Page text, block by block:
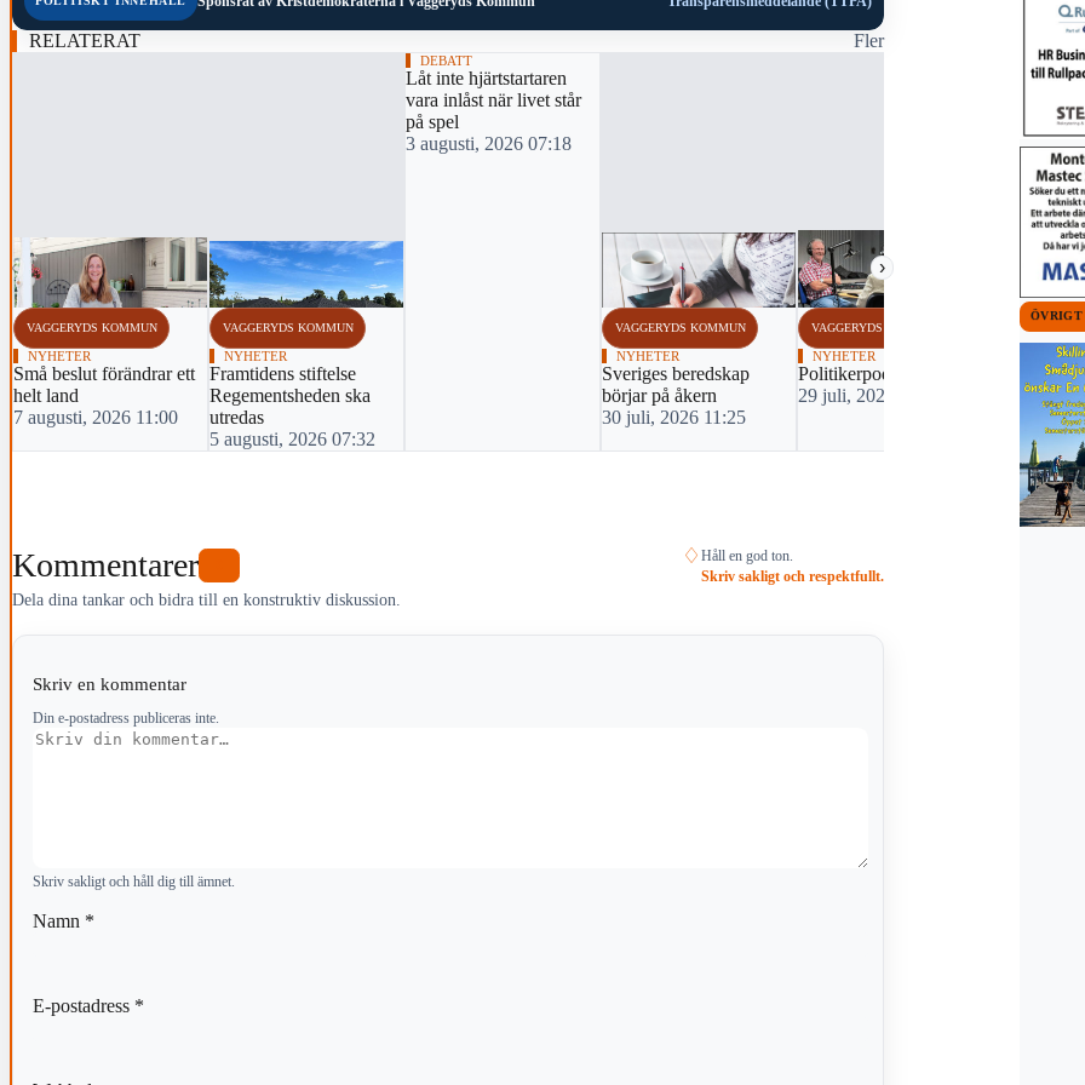
RELATERAT Fler
‹ ›
VAGGERYDS KOMMUN
NYHETER
Små beslut förändrar ett
helt land
7 augusti, 2026 11:00
VAGGERYDS KOMMUN
NYHETER
Framtidens stiftelse
Regementsheden ska
utredas
5 augusti, 2026 07:32
DEBATT
Låt inte hjärtstartaren
vara inlåst när livet står
på spel
3 augusti, 2026 07:18
VAGGERYDS KOMMUN
NYHETER
Sveriges beredskap
börjar på åkern
30 juli, 2026 11:25
VAGGERYDS KOMMUN
NYHETER
Politikerpodd på gång
29 juli, 2026 13:46
NYHETER
Nationell
28 juli,
Kommentarer
Dela dina tankar och bidra till en konstruktiv diskussion.
♢ Håll en god ton.
Skriv sakligt och respektfullt.
Skriv en kommentar
Din e-postadress publiceras inte.
Kommentar
Skriv sakligt och håll dig till ämnet.
Namn *
E-postadress *
ÖVRIGT